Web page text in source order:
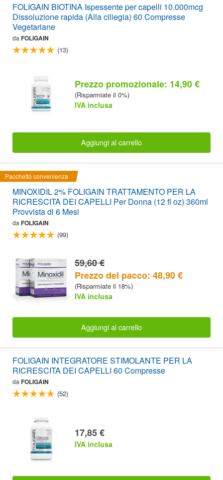
FOLIGAIN BIOTINA Ispessente per capelli 10.000mcg
Dissoluzione rapida (Alla ciliegia) 60 Compresse
Vegetariane
da FOLIGAIN
(13)
Prezzo promozionale: 14,90 €
(Risparmiate il 0%)
IVA inclusa
Aggiungi al carrello
Pacchetto convenienza
MINOXIDIL 2% FOLIGAIN TRATTAMENTO PER LA
RICRESCITA DEI CAPELLI Per Donna (12 fl oz) 360ml
Provvista di 6 Mesi
da FOLIGAIN
(99)
59,60 €
Prezzo del pacco: 48,90 €
(Risparmiate il 18%)
IVA inclusa
Aggiungi al carrello
FOLIGAIN INTEGRATORE STIMOLANTE PER LA
RICRESCITA DEI CAPELLI 60 Compresse
da FOLIGAIN
(52)
17,85 €
IVA inclusa